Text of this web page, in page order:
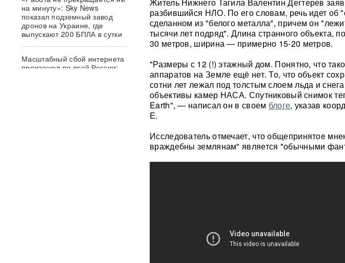
на минуту»: Sky News
показал подземный завод
дронов на Украине, где
выпускают 200 БПЛА в сутки
Масштабный сбой интернета
произошел по всей России:
разбившийся НЛО. По его словам, речь идет об
сделанном из "белого металла", причем он
тысячи лет подряд". Длина странного объекта,
30 метров, ширина — примерно 15-20 метров.
"Размеры с 12 (!) этажный дом. Понятно, что
аппаратов на Земле ещё нет. То, что объект
сотни лет лежал под толстым слоем льда и
объективы камер НАСА. Спутниковый снимок
Earth", — написал он в своем блоге, указав
E.
Исследователь отмечает, что общепринятое
враждебны землянам" является "обычными